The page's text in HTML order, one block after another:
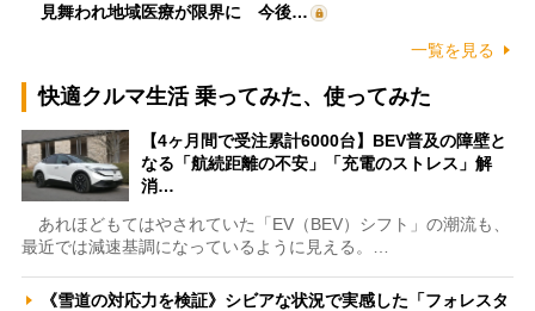
見舞われ地域医療が限界に 今後…
一覧を見る
快適クルマ生活 乗ってみた、使ってみた
【4ヶ月間で受注累計6000台】BEV普及の障壁と
なる「航続距離の不安」「充電のストレス」解
消…
あれほどもてはやされていた「EV（BEV）シフト」の潮流も、
最近では減速基調になっているように見える。…
《雪道の対応力を検証》シビアな状況で実感した「フォレスタ